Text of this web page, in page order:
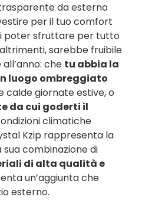
da esterno
per il tuo comfort
poter sfruttare per tutto
sarebbe fruibile
che tu abbia la
luogo ombreggiato
calde giornate estive, o
da cui goderti il
climatiche
Kzip rappresenta la
sua combinazione di
di alta qualità e
un’aggiunta che
esterno.